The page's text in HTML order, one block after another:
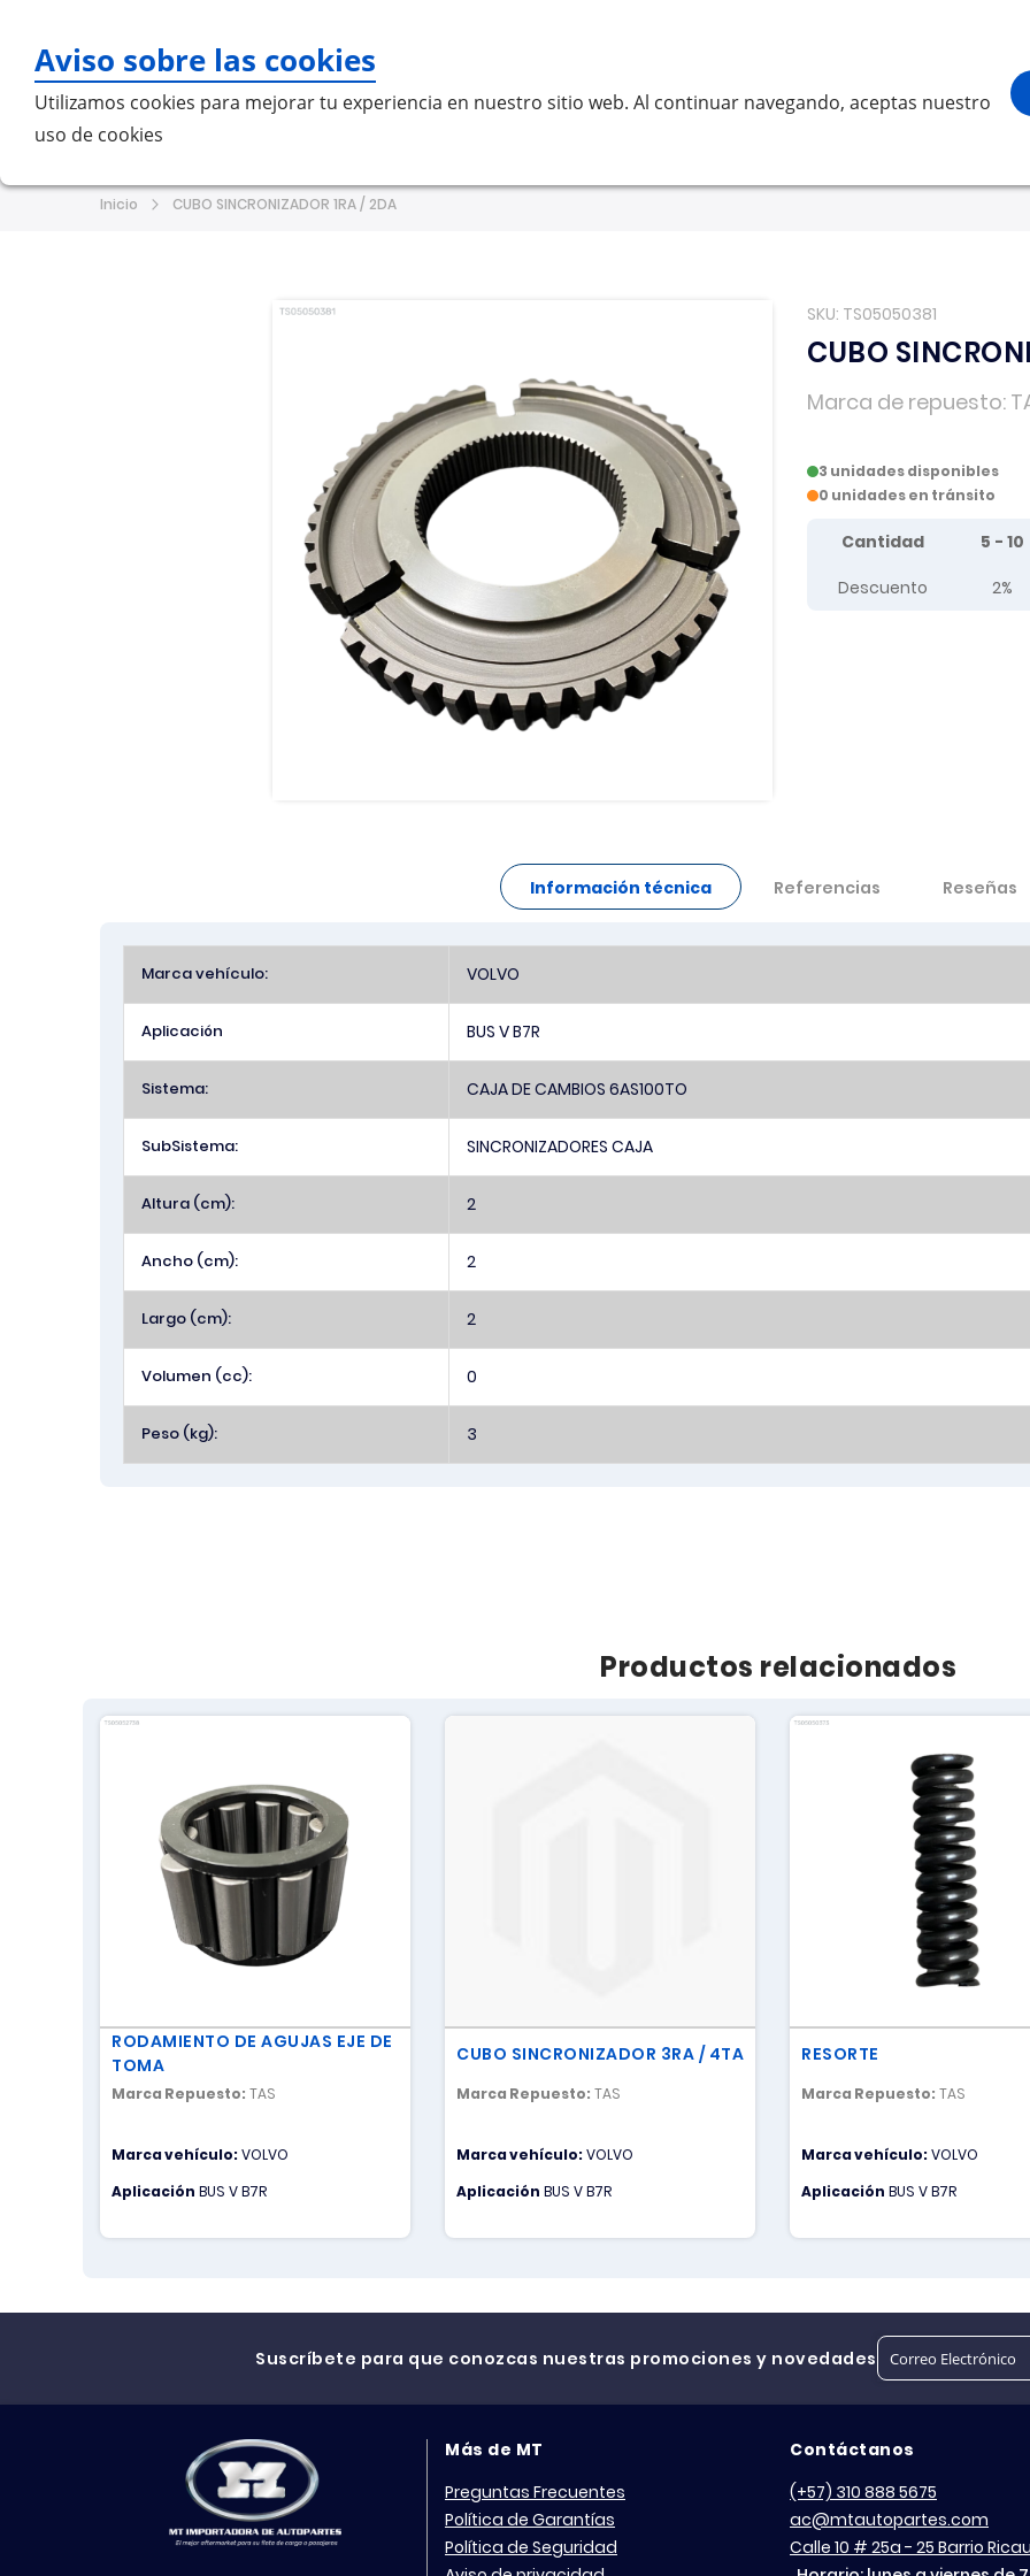
Aviso sobre las cookies
Utilizamos cookies para mejorar tu experiencia en nuestro sitio web. Al continuar navegando, aceptas nuestro
uso de cookies
Buscar
Inicio CUBO SINCRONIZADOR 1RA / 2DA
SKU TS05050381
CUBO
Marca de repuesto
3 unidades disponibles
0 unidades en tránsito
Tier prices table
Cantidad 5 - 10
Descuento
2%
Información técnica
Información
Marca vehículo: VOLVO
Aplicación BUS V B7R
Sistema: CAJA DE CAMBIOS 6AS100TO
SubSistema: SINCRONIZADORES CAJA
Altura (cm): 2
Ancho (cm): 2
Largo (cm): 2
Volumen (cc): 0
Peso (kg): 3
Referencias Reseñas
Productos relacionados
RODAMIENTO DE AGUJAS EJE DE
TOMA
Marca Repuesto: TAS
Marca vehículo:VOLVO
Aplicación BUS V B7R
CUBO SINCRONIZADOR 3RA / 4TA
Marca Repuesto: TAS
Marca vehículo:VOLVO
Aplicación BUS V B7R
RESORTE
Marca Repuesto: TAS
Marca vehículo:VOLVO
Aplicación BUS V B7R
Suscríbete para que conozcas nuestras promociones y novedades
Más de MT
Preguntas Frecuentes
Política de Garantías
Política de Seguridad
Contáctanos
(+57) 310 888 5675
ac@mtautopartes.com
Calle 10 # 25a - 25 Barrio